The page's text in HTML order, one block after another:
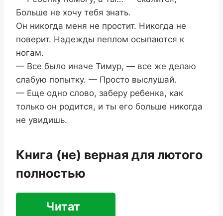
Больше не хочу тебя знать.
Он никогда меня не простит. Никогда не
поверит. Надежды пеплом осыпаются к
ногам.
— Все было иначе Тимур, — все же делаю
слабую попытку. — Просто выслушай.
— Еще одно слово, заберу ребенка, как
только он родится, и ты его больше никогда
не увидишь.
Книга (не) верная для лютого
полностью
Читат